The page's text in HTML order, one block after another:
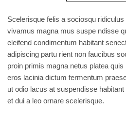
Scelerisque felis a sociosqu
vivamus magna mus suspe ndisse
eleifend condimentum habitant
adipiscing partu rient non faucibus
proin primis magna netus platea
eros lacinia dictum fermentum
ut odio lacus at suspendisse
et dui a leo ornare scelerisque.